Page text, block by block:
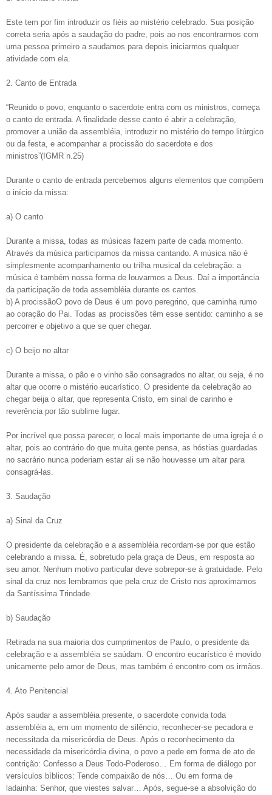
Este tem por fim introduzir os fiéis ao mistério celebrado. Sua posição
correta seria após a saudação do padre, pois ao nos encontrarmos com
uma pessoa primeiro a saudamos para depois iniciarmos qualquer
atividade com ela.
2. Canto de Entrada
“Reunido o povo, enquanto o sacerdote entra com os ministros, começa
o canto de entrada. A finalidade desse canto é abrir a celebração,
promover a união da assembléia, introduzir no mistério do tempo litúrgico
ou da festa, e acompanhar a procissão do sacerdote e dos
ministros”(IGMR n.25)
Durante o canto de entrada percebemos alguns elementos que compõem
o início da missa:
a) O canto
Durante a missa, todas as músicas fazem parte de cada momento.
Através da música participamos da missa cantando. A música não é
simplesmente acompanhamento ou trilha musical da celebração: a
música é também nossa forma de louvarmos a Deus. Daí a importância
da participação de toda assembléia durante os cantos.
b) A procissãoO povo de Deus é um povo peregrino, que caminha rumo
ao coração do Pai. Todas as procissões têm esse sentido: caminho a se
percorrer e objetivo a que se quer chegar.
c) O beijo no altar
Durante a missa, o pão e o vinho são consagrados no altar, ou seja, é no
altar que ocorre o mistério eucarístico. O presidente da celebração ao
chegar beija o altar, que representa Cristo, em sinal de carinho e
reverência por tão sublime lugar.
Por incrível que possa parecer, o local mais importante de uma igreja é o
altar, pois ao contrário do que muita gente pensa, as hóstias guardadas
no sacrário nunca poderiam estar ali se não houvesse um altar para
consagrá-las.
3. Saudação
a) Sinal da Cruz
O presidente da celebração e a assembléia recordam-se por que estão
celebrando a missa. É, sobretudo pela graça de Deus, em resposta ao
seu amor. Nenhum motivo particular deve sobrepor-se à gratuidade. Pelo
sinal da cruz nos lembramos que pela cruz de Cristo nos aproximamos
da Santíssima Trindade.
b) Saudação
Retirada na sua maioria dos cumprimentos de Paulo, o presidente da
celebração e a assembléia se saúdam. O encontro eucarístico é movido
unicamente pelo amor de Deus, mas também é encontro com os irmãos.
4. Ato Penitencial
Após saudar a assembléia presente, o sacerdote convida toda
assembléia a, em um momento de silêncio, reconhecer-se pecadora e
necessitada da misericórdia de Deus. Após o reconhecimento da
necessidade da misericórdia divina, o povo a pede em forma de ato de
contrição: Confesso a Deus Todo-Poderoso… Em forma de diálogo por
versículos bíblicos: Tende compaixão de nós… Ou em forma de
ladainha: Senhor, que viestes salvar… Após, segue-se a absolvição do